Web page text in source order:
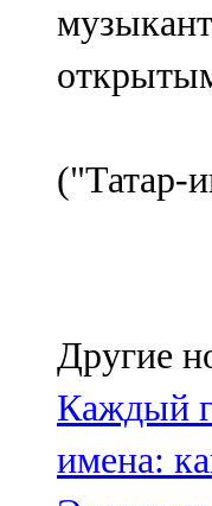
("Татар-
Другие
Каждый
имена: